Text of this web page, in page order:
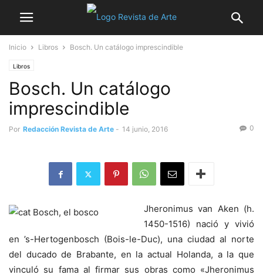
Inicio Libros Bosch. Un catálogo imprescindible
Libros
Bosch. Un catálogo
imprescindible
Por Redacción Revista de Arte - 14 junio, 2016 0
Jheronimus van Aken (h.
1450-1516) nació y vivió
en ’s-Hertogenbosch (Bois-le-Duc), una ciudad al norte
del ducado de Brabante, en la actual Holanda, a la que
vinculó su fama al firmar sus obras como «Jheronimus